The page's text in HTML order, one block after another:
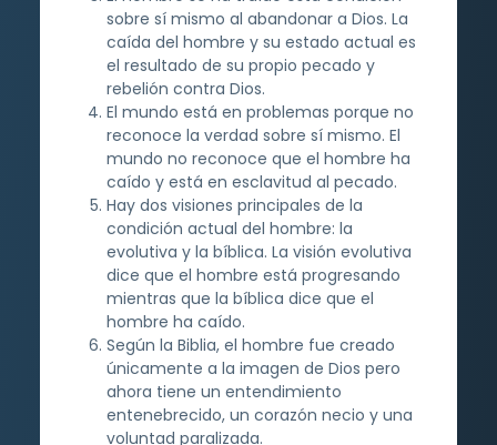
sobre sí mismo al abandonar a Dios. La
caída del hombre y su estado actual es
el resultado de su propio pecado y
rebelión contra Dios.
El mundo está en problemas porque no
reconoce la verdad sobre sí mismo. El
mundo no reconoce que el hombre ha
caído y está en esclavitud al pecado.
Hay dos visiones principales de la
condición actual del hombre: la
evolutiva y la bíblica. La visión evolutiva
dice que el hombre está progresando
mientras que la bíblica dice que el
hombre ha caído.
Según la Biblia, el hombre fue creado
únicamente a la imagen de Dios pero
ahora tiene un entendimiento
entenebrecido, un corazón necio y una
voluntad paralizada.